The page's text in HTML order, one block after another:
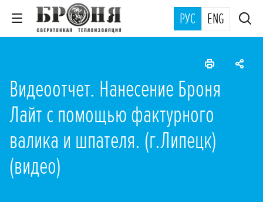
РУС ENG
Видеоотчет. Нанесение Броня
Лайт с помощью фактурного
валика и шпателя. (г.Липецк)
(видео)